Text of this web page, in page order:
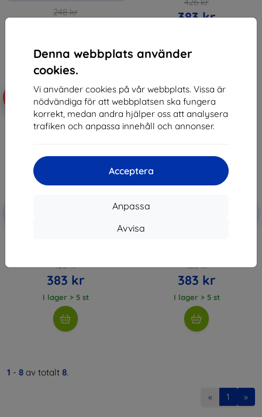
Denna webbplats använder
cookies.
Vi använder cookies på vår webbplats. Vissa är
nödvändiga för att webbplatsen ska fungera
korrekt, medan andra hjälper oss att analysera
trafiken och anpassa innehåll och annonser.
Acceptera
Anpassa
Avvisa
248 kr 383 kr
EXTRA10
426 kr
383 kr
I lager > 5 st
-10%
-10%
426 kr
383 kr
I lager > 5 st
1 - 8 av totalt 8.
« 1 »